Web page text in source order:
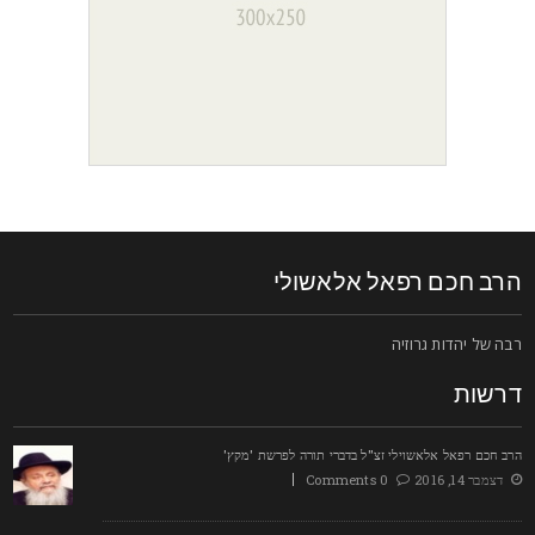
חכם רפאל אלאשולי
של יהדות גרוזיה
חכם רפאל אלאשוילי זצ"ל בדברי תורה לפרשת 'מקץ'
דצמבר 14, 2016
0 Comments